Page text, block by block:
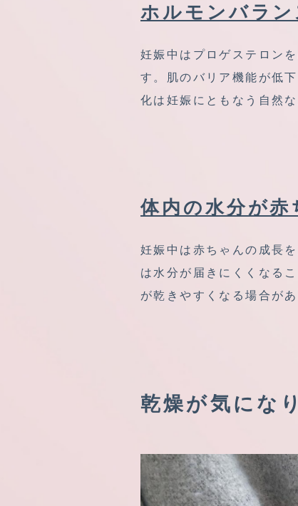
ホルモンバラ
妊娠中はプロゲステロン
す。肌のバリア機能が低
化は妊娠にともなう自然
体内の水分が赤
妊娠中は赤ちゃんの成長
は水分が届きにくくなる
が乾きやすくなる場合があ
乾燥が気にな